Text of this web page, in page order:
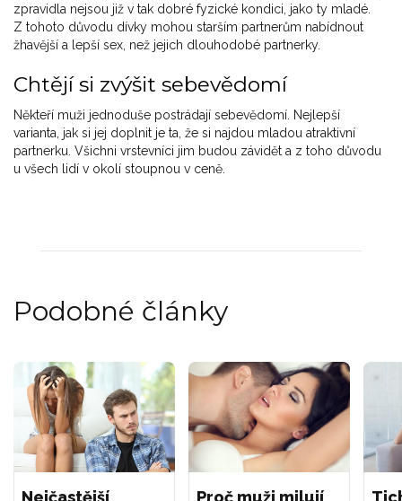
zpravidla nejsou již v tak dobré fyzické kondici, jako ty mladé.
Z tohoto důvodu dívky mohou starším partnerům nabídnout
žhavější a lepší sex, než jejich dlouhodobé partnerky.
Chtějí si zvýšit sebevědomí
Někteří muži jednoduše postrádají sebevědomí. Nejlepší
varianta, jak si jej doplnit je ta, že si najdou mladou atraktivní
partnerku. Všichni vrstevníci jim budou závidět a z toho důvodu
u všech lidí v okolí stoupnou v ceně.
Podobné články
Nejčastější
Proč muži milují